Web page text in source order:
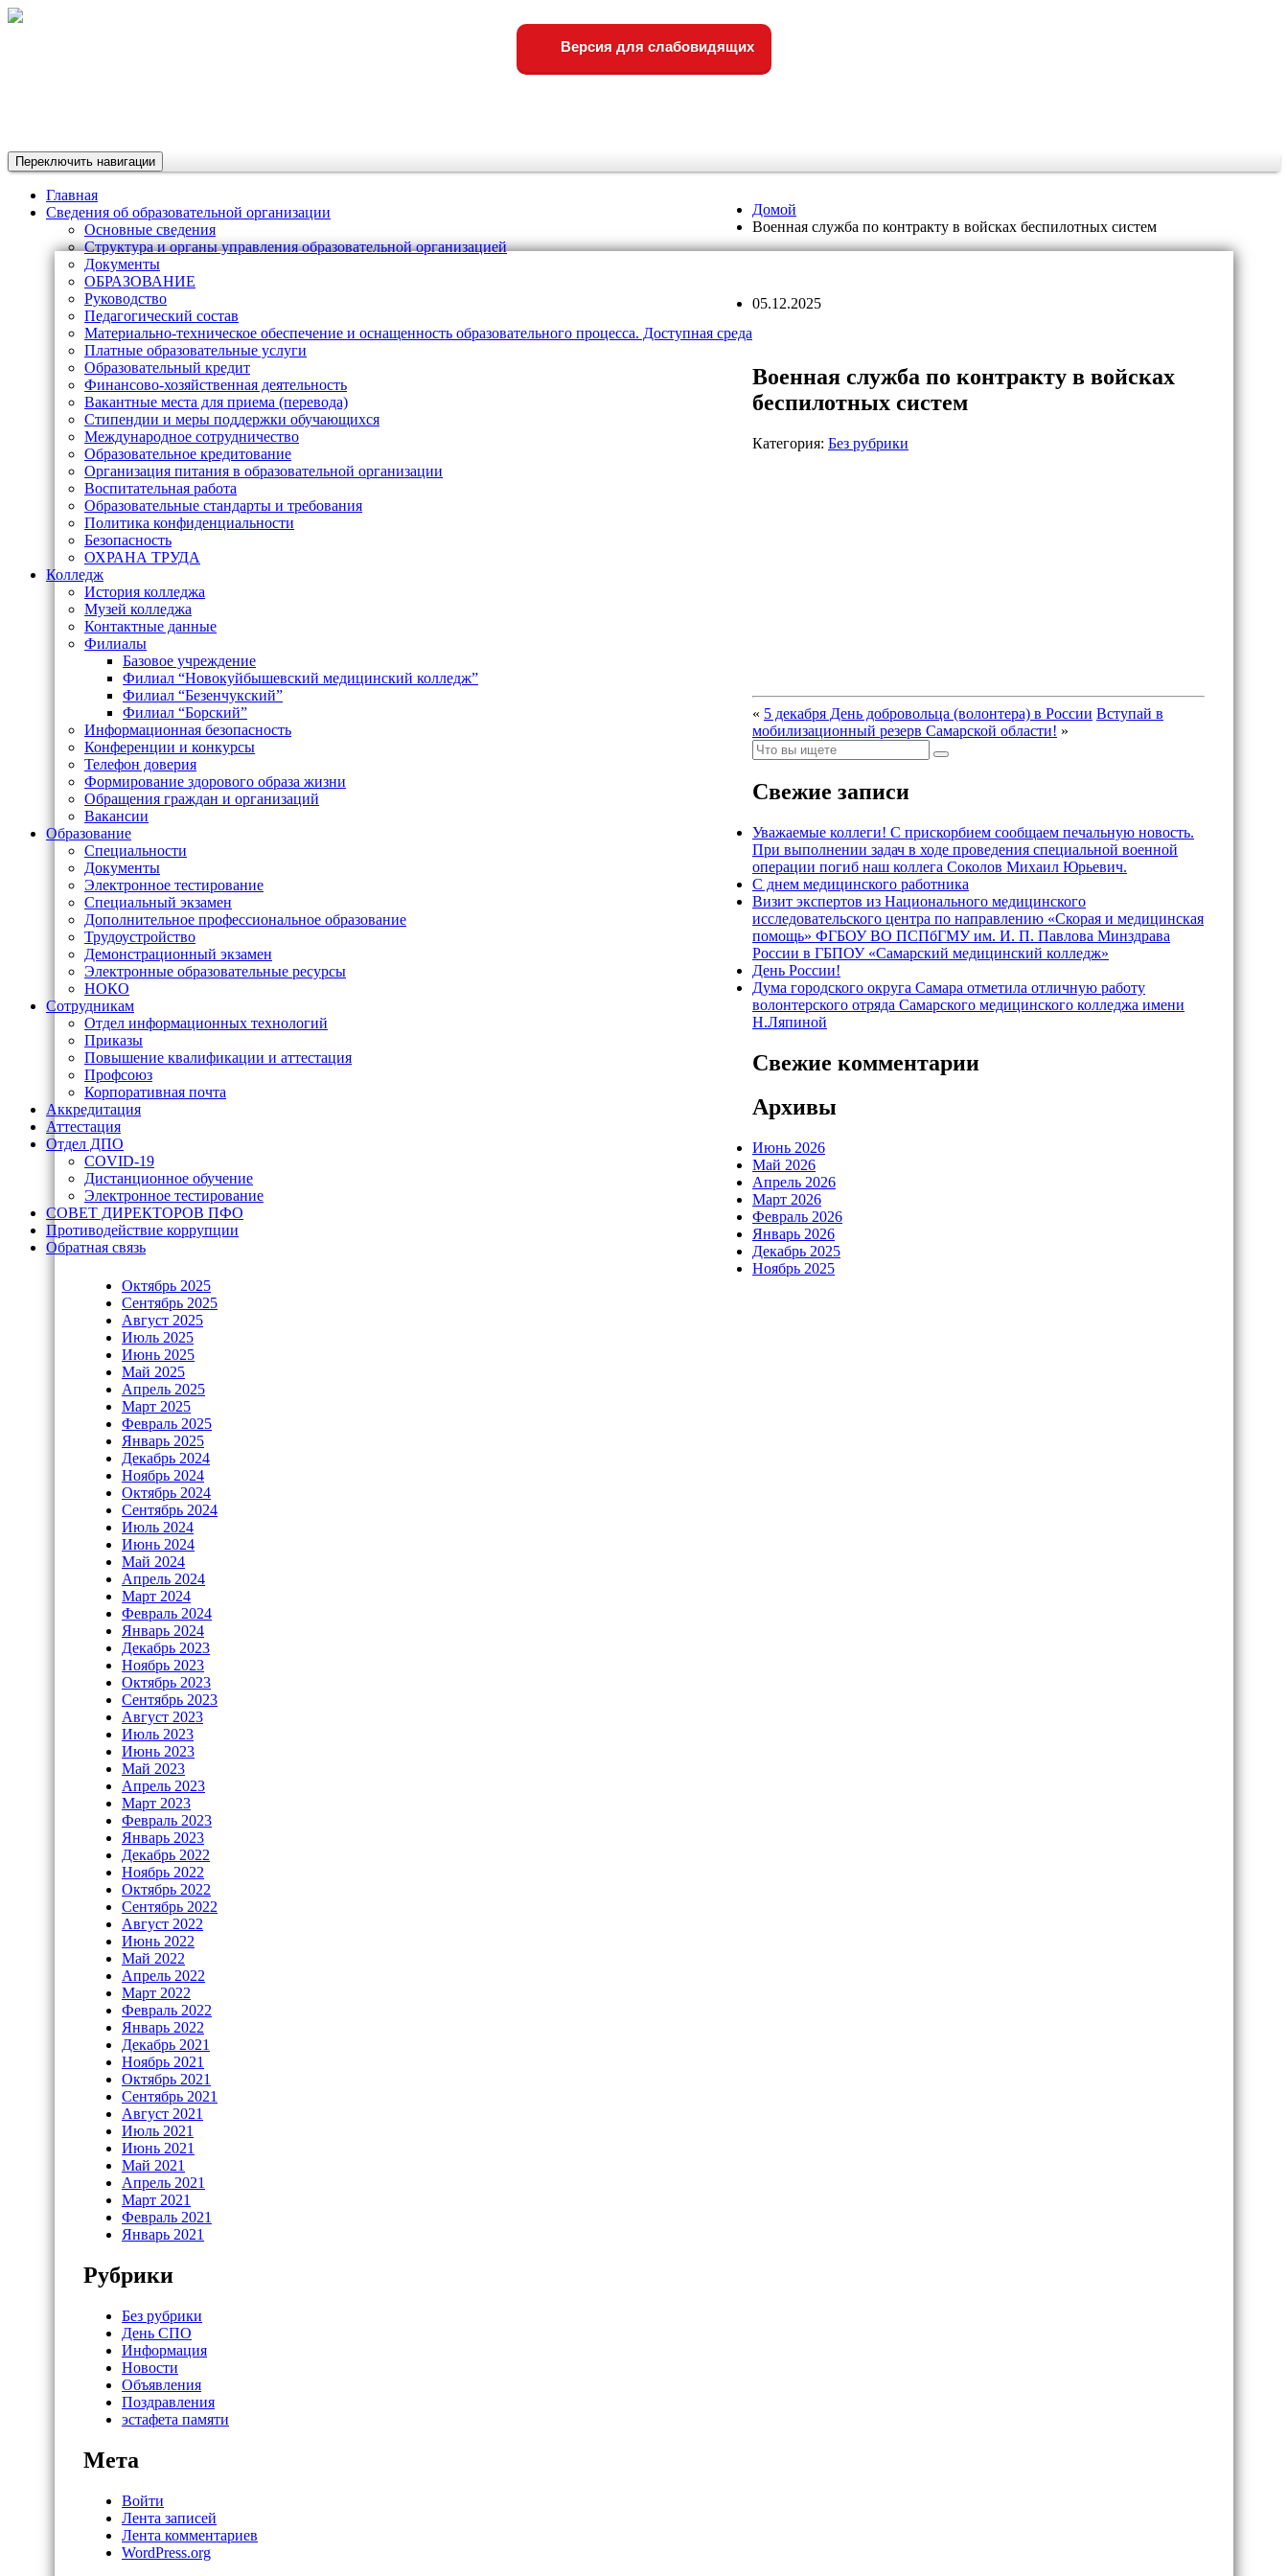
Версия для слабовидящих
Переключить навигации
Главная
Сведения об образовательной организации
Основные сведения
Структура и органы управления образовательной организацией
Документы
ОБРАЗОВАНИЕ
Руководство
Педагогический состав
Материально-техническое обеспечение и оснащенность образовательного процесса. Доступная среда
Платные образовательные услуги
Образовательный кредит
Финансово-хозяйственная деятельность
Вакантные места для приема (перевода)
Стипендии и меры поддержки обучающихся
Международное сотрудничество
Образовательное кредитование
Организация питания в образовательной организации
Воспитательная работа
Образовательные стандарты и требования
Политика конфиденциальности
Безопасность
ОХРАНА ТРУДА
Колледж
История колледжа
Музей колледжа
Контактные данные
Филиалы
Базовое учреждение
Филиал “Новокуйбышевский медицинский колледж”
Филиал “Безенчукский”
Филиал “Борский”
Информационная безопасность
Конференции и конкурсы
Телефон доверия
Формирование здорового образа жизни
Обращения граждан и организаций
Вакансии
Образование
Специальности
Документы
Электронное тестирование
Специальный экзамен
Дополнительное профессиональное образование
Трудоустройство
Демонстрационный экзамен
Электронные образовательные ресурсы
НОКО
Сотрудникам
Отдел информационных технологий
Приказы
Повышение квалификации и аттестация
Профсоюз
Корпоративная почта
Аккредитация
Аттестация
Отдел ДПО
COVID-19
Дистанционное обучение
Электронное тестирование
СОВЕТ ДИРЕКТОРОВ ПФО
Противодействие коррупции
Обратная связь
Домой
Военная служба по контракту в войсках беспилотных систем
05.12.2025
Военная служба по контракту в войсках
беспилотных систем
Категория: Без рубрики
« 5 декабря День добровольца (волонтера) в России Вступай в
мобилизационный резерв Самарской области! »
Свежие записи
Уважаемые коллеги! С прискорбием сообщаем печальную новость.
При выполнении задач в ходе проведения специальной военной
операции погиб наш коллега Соколов Михаил Юрьевич.
С днем медицинского работника
Визит экспертов из Национального медицинского
исследовательского центра по направлению «Скорая и медицинская
помощь» ФГБОУ ВО ПСПбГМУ им. И. П. Павлова Минздрава
России в ГБПОУ «Самарский медицинский колледж»
День России!
Дума городского округа Самара отметила отличную работу
волонтерского отряда Самарского медицинского колледжа имени
Н.Ляпиной
Свежие комментарии
Архивы
Июнь 2026
Май 2026
Апрель 2026
Март 2026
Февраль 2026
Январь 2026
Декабрь 2025
Ноябрь 2025
Октябрь 2025
Сентябрь 2025
Август 2025
Июль 2025
Июнь 2025
Май 2025
Апрель 2025
Март 2025
Февраль 2025
Январь 2025
Декабрь 2024
Ноябрь 2024
Октябрь 2024
Сентябрь 2024
Июль 2024
Июнь 2024
Май 2024
Апрель 2024
Март 2024
Февраль 2024
Январь 2024
Декабрь 2023
Ноябрь 2023
Октябрь 2023
Сентябрь 2023
Август 2023
Июль 2023
Июнь 2023
Май 2023
Апрель 2023
Март 2023
Февраль 2023
Январь 2023
Декабрь 2022
Ноябрь 2022
Октябрь 2022
Сентябрь 2022
Август 2022
Июнь 2022
Май 2022
Апрель 2022
Март 2022
Февраль 2022
Январь 2022
Декабрь 2021
Ноябрь 2021
Октябрь 2021
Сентябрь 2021
Август 2021
Июль 2021
Июнь 2021
Май 2021
Апрель 2021
Март 2021
Февраль 2021
Январь 2021
Рубрики
Без рубрики
День СПО
Информация
Новости
Объявления
Поздравления
эстафета памяти
Мета
Войти
Лента записей
Лента комментариев
WordPress.org